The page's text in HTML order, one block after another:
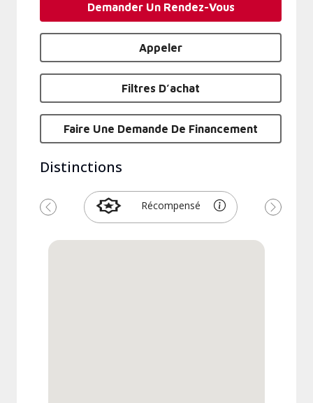
Demander Un Rendez-Vous
Appeler
Filtres D’achat
Faire Une Demande De Financement
Distinctions
Récompensé
Précédent Suivant